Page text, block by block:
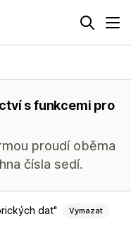
s funkcemi pro
proudí oběma
čísla sedí.
dat Vymazat